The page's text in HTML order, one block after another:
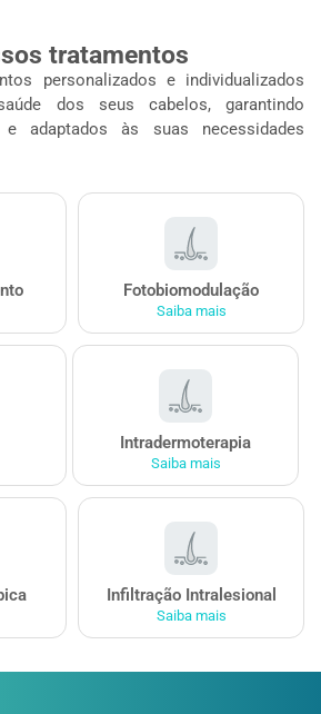
tratamentos
personalizados e individualizados
dos seus cabelos, garantindo
e adaptados às suas necessidades
Fotobiomodulação
Saiba mais
Intradermoterapia
Saiba mais
Infiltração Intralesional
Saiba mais